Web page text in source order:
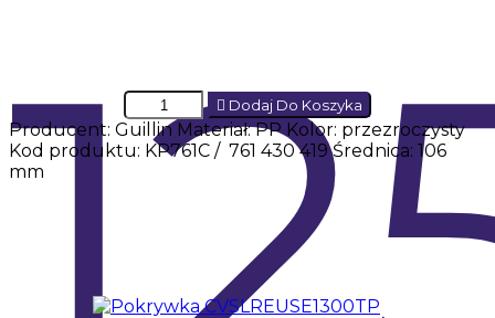
Dodaj Do Koszyka
Producent: Guillin Materiał: PP Kolor: przezroczysty
Kod produktu: KP761C / 761 430 419 Średnica: 106
mm